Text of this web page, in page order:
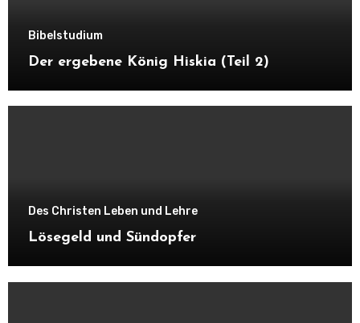
Bibelstudium
Der ergebene König Hiskia (Teil 2)
Des Christen Leben und Lehre
Lösegeld und Sündopfer